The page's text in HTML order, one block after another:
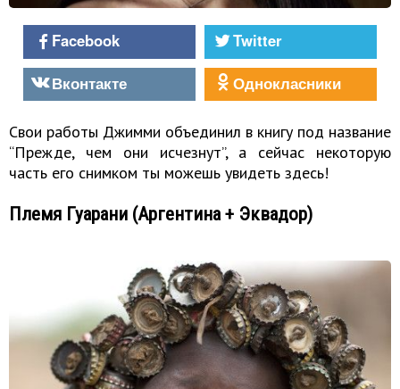
Facebook
Twitter
Вконтакте
Однокласники
Свои работы Джимми объединил в книгу под название
“Прежде, чем они исчезнут”, а сейчас некоторую
часть его снимком ты можешь увидеть здесь!
Племя Гуарани (Аргентина + Эквадор)